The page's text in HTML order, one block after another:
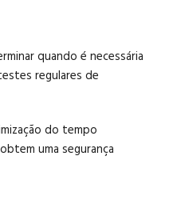
quando é necessária
regulares de
do tempo
uma segurança